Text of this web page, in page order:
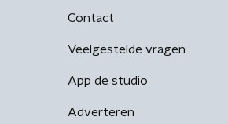
Contact
Veelgestelde vragen
App de studio
Adverteren